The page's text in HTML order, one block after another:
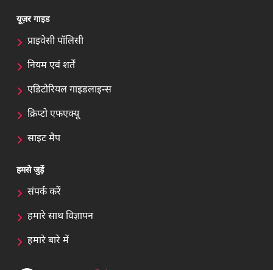
यूज़र गाइड
प्राइवेसी पॉलिसी
नियम एवं शर्तें
एडिटोरियल गाइडलाइन्स
क्रिप्टो एफएक्यू
साइट मैप
हमसे जुड़ें
संपर्क करें
हमारे साथ विज्ञापन
हमारे बारे में